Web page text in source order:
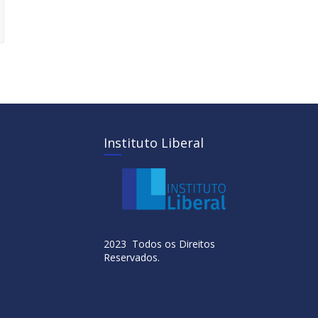
Instituto Liberal
2023 Todos os Direitos
Reservados.